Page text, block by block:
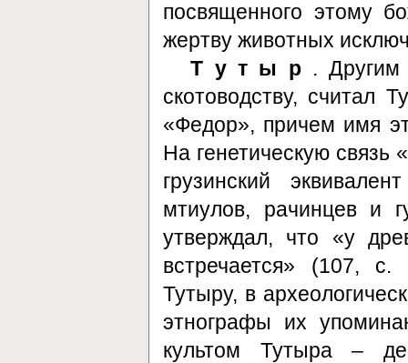
посвященного этому
жертву животных
Т у т ы р. Другим
скотоводству, считал
«Федор», причем имя
На генетическую
грузинский
мтиулов, рачинцев и
утверждал, что «у
встречается» (107,
Тутыру, в
этнографы их
культом Тутыра –